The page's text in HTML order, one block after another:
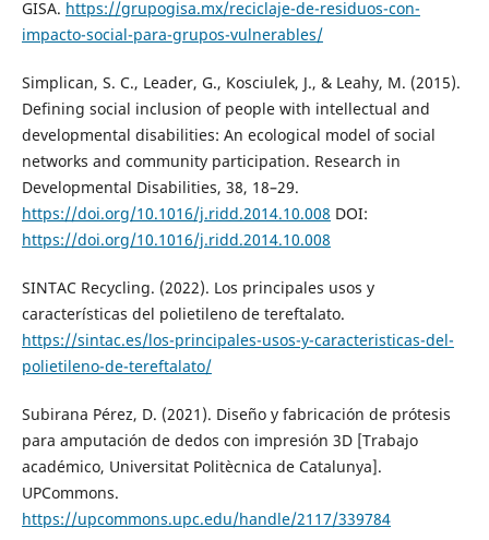
GISA. https://grupogisa.mx/reciclaje-de-residuos-con-
impacto-social-para-grupos-vulnerables/
Simplican, S. C., Leader, G., Kosciulek, J., & Leahy, M. (2015).
Defining social inclusion of people with intellectual and
developmental disabilities: An ecological model of social
networks and community participation. Research in
Developmental Disabilities, 38, 18–29.
https://doi.org/10.1016/j.ridd.2014.10.008 DOI:
https://doi.org/10.1016/j.ridd.2014.10.008
SINTAC Recycling. (2022). Los principales usos y
características del polietileno de tereftalato.
https://sintac.es/los-principales-usos-y-caracteristicas-del-
polietileno-de-tereftalato/
Subirana Pérez, D. (2021). Diseño y fabricación de prótesis
para amputación de dedos con impresión 3D [Trabajo
académico, Universitat Politècnica de Catalunya].
UPCommons.
https://upcommons.upc.edu/handle/2117/339784